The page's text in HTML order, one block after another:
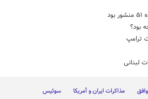
بود؟
ترامپ
لبنانی
مذاکرات ایران و آمریکا سوئیس